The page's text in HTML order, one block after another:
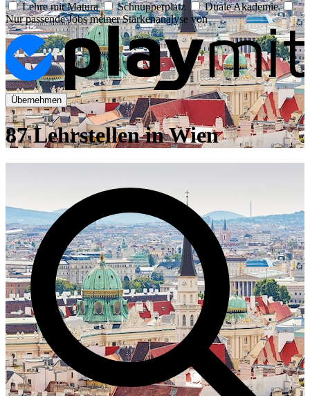
Lehre mit Matura
Schnupperplatz
Duale Akademie
Nur passende Jobs meiner Stärkenanalyse von
Übernehmen
87 Lehrstellen in Wien